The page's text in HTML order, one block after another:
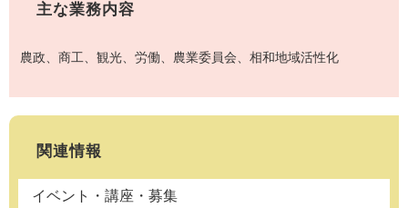
主な業務内容
農政、商工、観光、労働、農業委員会、相和地域活性化
関連情報
イベント・講座・募集